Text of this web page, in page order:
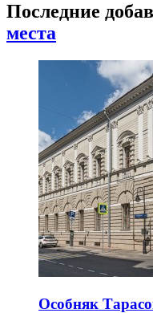
Последние
места
Особняк